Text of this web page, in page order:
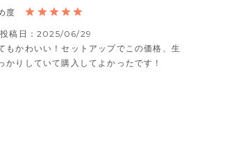
投稿日
2025/06/29
もかわいい！セットアップでこの価格、生
かりしていて購入してよかったです！